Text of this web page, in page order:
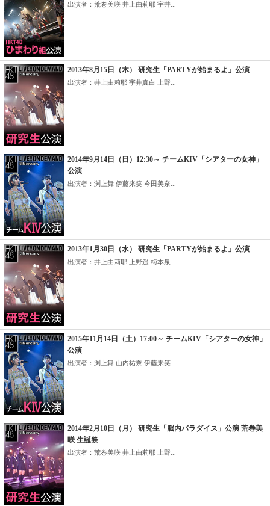
出演者：荒巻美咲 井上由莉耶 宇井...
2013年8月15日（木） 研究生「PARTYが始まるよ」公演
出演者：井上由莉耶 宇井真白 上野...
2014年9月14日（日）12:30～ チームKIV「シアターの女神」
公演
出演者：渕上舞 伊藤来笑 今田美奈...
2013年1月30日（水） 研究生「PARTYが始まるよ」公演
出演者：井上由莉耶 上野遥 梅本泉...
2015年11月14日（土）17:00～ チームKIV「シアターの女神」
公演
出演者：渕上舞 山内祐奈 伊藤来笑...
2014年2月10日（月） 研究生「脳内パラダイス」公演 荒巻美
咲 生誕祭
出演者：荒巻美咲 井上由莉耶 上野...